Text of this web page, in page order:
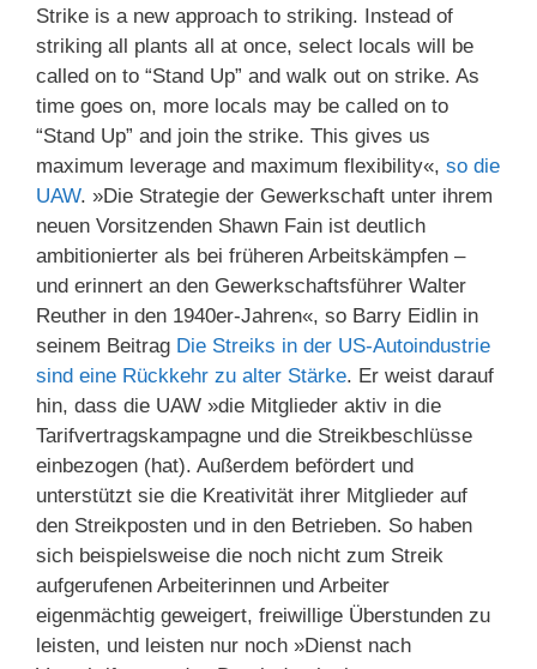
Strike is a new approach to striking. Instead of
striking all plants all at once, select locals will be
called on to “Stand Up” and walk out on strike. As
time goes on, more locals may be called on to
“Stand Up” and join the strike. This gives us
maximum leverage and maximum flexibility«, so die
UAW. »Die Strategie der Gewerkschaft unter ihrem
neuen Vorsitzenden Shawn Fain ist deutlich
ambitionierter als bei früheren Arbeitskämpfen –
und erinnert an den Gewerkschaftsführer Walter
Reuther in den 1940er-Jahren«, so Barry Eidlin in
seinem Beitrag Die Streiks in der US-Autoindustrie
sind eine Rückkehr zu alter Stärke. Er weist darauf
hin, dass die UAW »die Mitglieder aktiv in die
Tarifvertragskampagne und die Streikbeschlüsse
einbezogen (hat). Außerdem befördert und
unterstützt sie die Kreativität ihrer Mitglieder auf
den Streikposten und in den Betrieben. So haben
sich beispielsweise die noch nicht zum Streik
aufgerufenen Arbeiterinnen und Arbeiter
eigenmächtig geweigert, freiwillige Überstunden zu
leisten, und leisten nur noch »Dienst nach